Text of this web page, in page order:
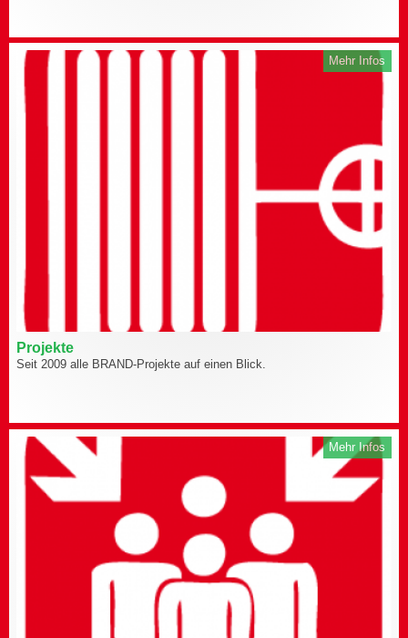
Mehr Infos
Projekte
Seit 2009 alle BRAND-Projekte auf einen Blick.
Mehr Infos